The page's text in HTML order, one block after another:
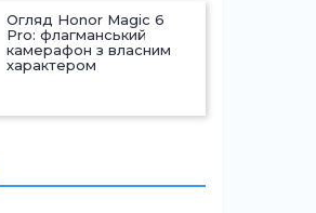
Огляд Honor Magic 6
Pro: флагманський
камерафон з власним
характером